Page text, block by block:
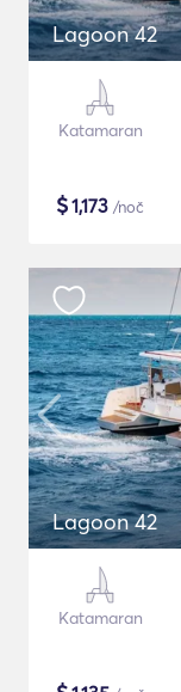
Lagoon 42
Katamaran
$1,173 /noč
Lagoon 42
Katamaran